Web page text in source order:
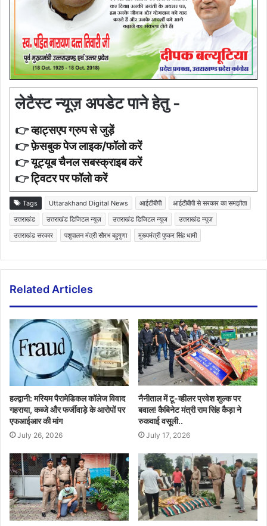
लेटैस्ट न्यूज़ अपडेट पाने हेतु -
👉व्हाट्सएप ग्रुप से जुड़ें
👉फ़ेसबुक पेज लाइक/फॉलो करें
👉यूट्यूब चैनल सबस्क्राइब करें
👉ट्विटर पर फॉलो करें
Tags Uttarakhand Digital News आईटीबीपी
आईटीबीपी से सरकार का समझौता
उत्तराखंड
उत्तराखंड डिजिटल न्यूज़ उत्तराखंड डिजिटल न्यूज
उत्तराखंड न्यूज़
उत्तराखंड सरकार
पशुपालन मंत्री सौरभ बहुगुणा मुख्यमंत्री पुष्कर सिंह धामी
Related Articles
हल्द्वानी: मरियम पैरामेडिकल कॉलेज विवाद
गहराया, कब्जे और फर्जीवाड़े के आरोपों पर
एफआईआर की मांग
July 26, 2026
नैनीताल में टू-व्हीलर प्रवेश शुल्क पर
बवाल! कैबिनेट मंत्री राम सिंह कैड़ा ने
रुकवाई वसूली..
July 17, 2026